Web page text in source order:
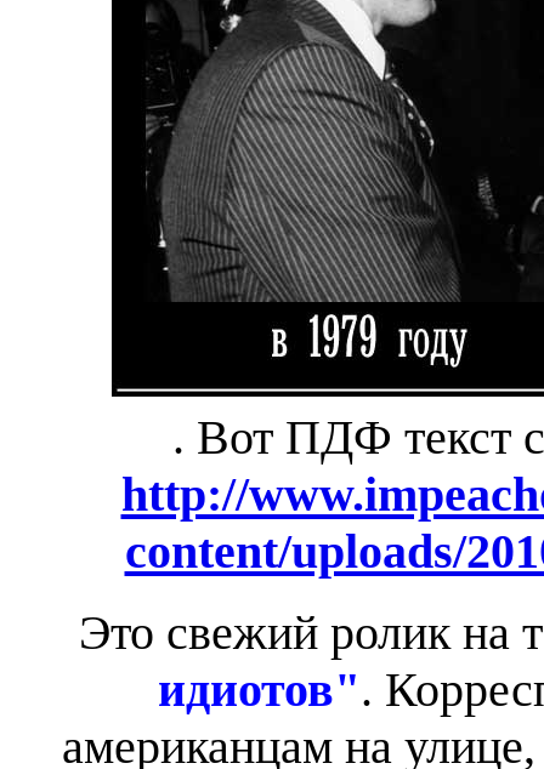
. Вот ПДФ текст
http://
content/uploads/
Это свежий ролик на
идиотов".
американцам на